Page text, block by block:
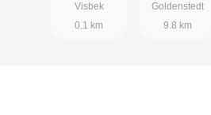
Visbek
0.1 km
Goldenstedt
9.8 km